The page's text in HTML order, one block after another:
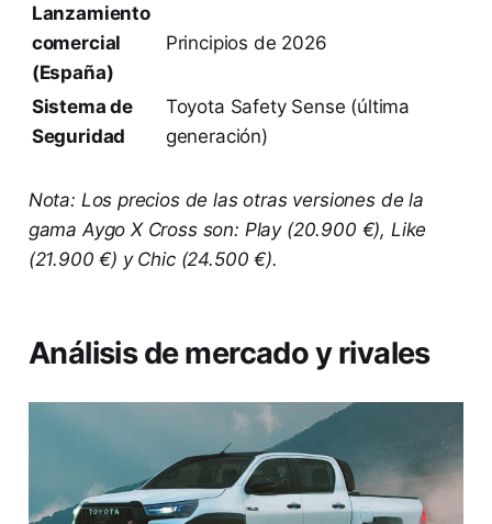
Lanzamiento
comercial
(España)
Principios de 2026
Sistema de
Seguridad
Toyota Safety Sense (última
generación)
Nota: Los precios de las otras versiones de la
gama Aygo X Cross son: Play (20.900 €), Like
(21.900 €) y Chic (24.500 €).
Análisis de mercado y rivales